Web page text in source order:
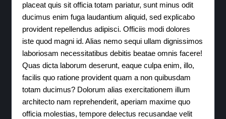
placeat quis sit officia totam pariatur, sunt minus odit
ducimus enim fuga laudantium aliquid, sed explicabo
provident repellendus adipisci. Officiis modi dolores
iste quod magni id. Alias nemo sequi ullam dignissimos
laboriosam necessitatibus debitis beatae omnis facere!
Quas dicta laborum deserunt, eaque culpa enim, illo,
facilis quo ratione provident quam a non quibusdam
totam ducimus? Dolorum alias exercitationem illum
architecto nam reprehenderit, aperiam maxime quo
officia molestias, tempore delectus recusandae velit